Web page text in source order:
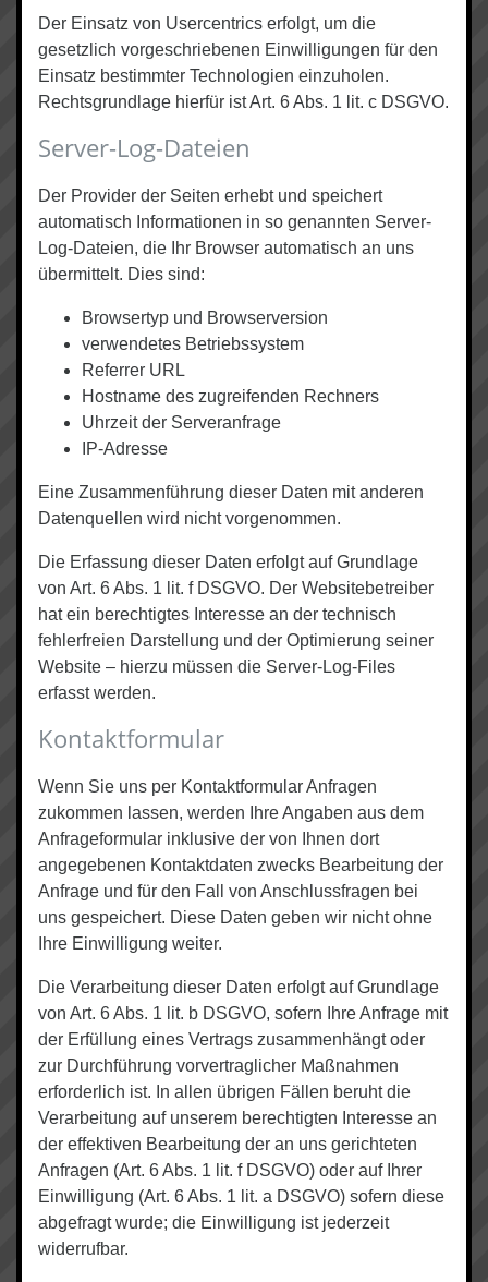
Der Einsatz von Usercentrics erfolgt, um die
gesetzlich vorgeschriebenen Einwilligungen für den
Einsatz bestimmter Technologien einzuholen.
Rechtsgrundlage hierfür ist Art. 6 Abs. 1 lit. c DSGVO.
Server-Log-Dateien
Der Provider der Seiten erhebt und speichert
automatisch Informationen in so genannten Server-
Log-Dateien, die Ihr Browser automatisch an uns
übermittelt. Dies sind:
Browsertyp und Browserversion
verwendetes Betriebssystem
Referrer URL
Hostname des zugreifenden Rechners
Uhrzeit der Serveranfrage
IP-Adresse
Eine Zusammenführung dieser Daten mit anderen
Datenquellen wird nicht vorgenommen.
Die Erfassung dieser Daten erfolgt auf Grundlage
von Art. 6 Abs. 1 lit. f DSGVO. Der Websitebetreiber
hat ein berechtigtes Interesse an der technisch
fehlerfreien Darstellung und der Optimierung seiner
Website – hierzu müssen die Server-Log-Files
erfasst werden.
Kontaktformular
Wenn Sie uns per Kontaktformular Anfragen
zukommen lassen, werden Ihre Angaben aus dem
Anfrageformular inklusive der von Ihnen dort
angegebenen Kontaktdaten zwecks Bearbeitung der
Anfrage und für den Fall von Anschlussfragen bei
uns gespeichert. Diese Daten geben wir nicht ohne
Ihre Einwilligung weiter.
Die Verarbeitung dieser Daten erfolgt auf Grundlage
von Art. 6 Abs. 1 lit. b DSGVO, sofern Ihre Anfrage mit
der Erfüllung eines Vertrags zusammenhängt oder
zur Durchführung vorvertraglicher Maßnahmen
erforderlich ist. In allen übrigen Fällen beruht die
Verarbeitung auf unserem berechtigten Interesse an
der effektiven Bearbeitung der an uns gerichteten
Anfragen (Art. 6 Abs. 1 lit. f DSGVO) oder auf Ihrer
Einwilligung (Art. 6 Abs. 1 lit. a DSGVO) sofern diese
abgefragt wurde; die Einwilligung ist jederzeit
widerrufbar.